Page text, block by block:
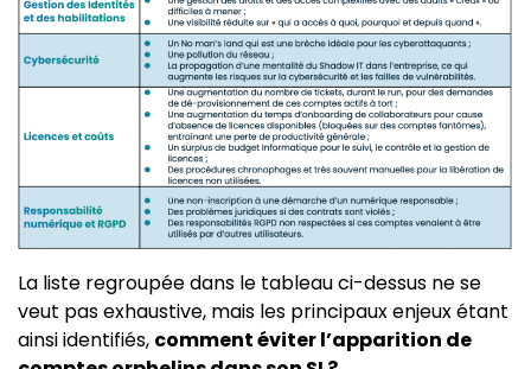
La liste regroupée dans le tableau ci-dessus ne se
veut pas exhaustive, mais les principaux enjeux étant
ainsi identifiés, comment éviter l’apparition de